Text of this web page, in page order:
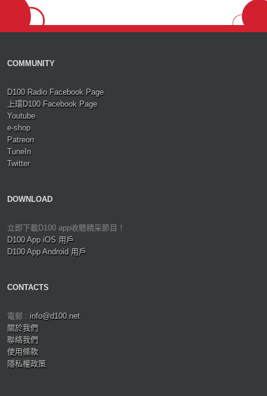
COMMUNITY
D100 Radio Facebook Page
上環D100 Facebook Page
Youtube
e-shop
Patreon
TuneIn
Twitter
DOWNLOAD
立即下載D100 app收聽精采節目！
D100 App iOS 用戶
D100 App Android 用戶
CONTACTS
電郵 : info@d100.net
關於我們
聯絡我們
使用條款
隱私權政策